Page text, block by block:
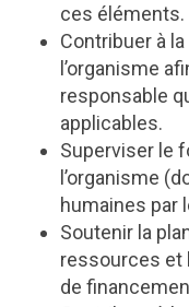
ces éléments.
Contribuer à
l’organisme
responsable
applicables.
Superviser le
l’organisme
humaines par
Soutenir la
ressources et
de